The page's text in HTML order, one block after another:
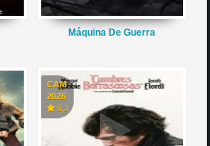
Máquina De Guerra
CAM
2026
6,3